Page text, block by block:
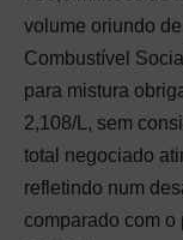
volume oriundo
Combustível
para mistura
2,108/L, sem
total negociado
refletindo num
comparado com